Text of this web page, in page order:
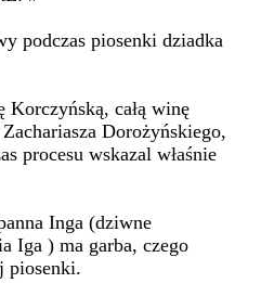
podczas piosenki dziadka
Korczyńską, całą winę
Dorożyńskiego,
procesu wskazal właśnie
Inga (dziwne
Iga ) ma garba, czego
piosenki.